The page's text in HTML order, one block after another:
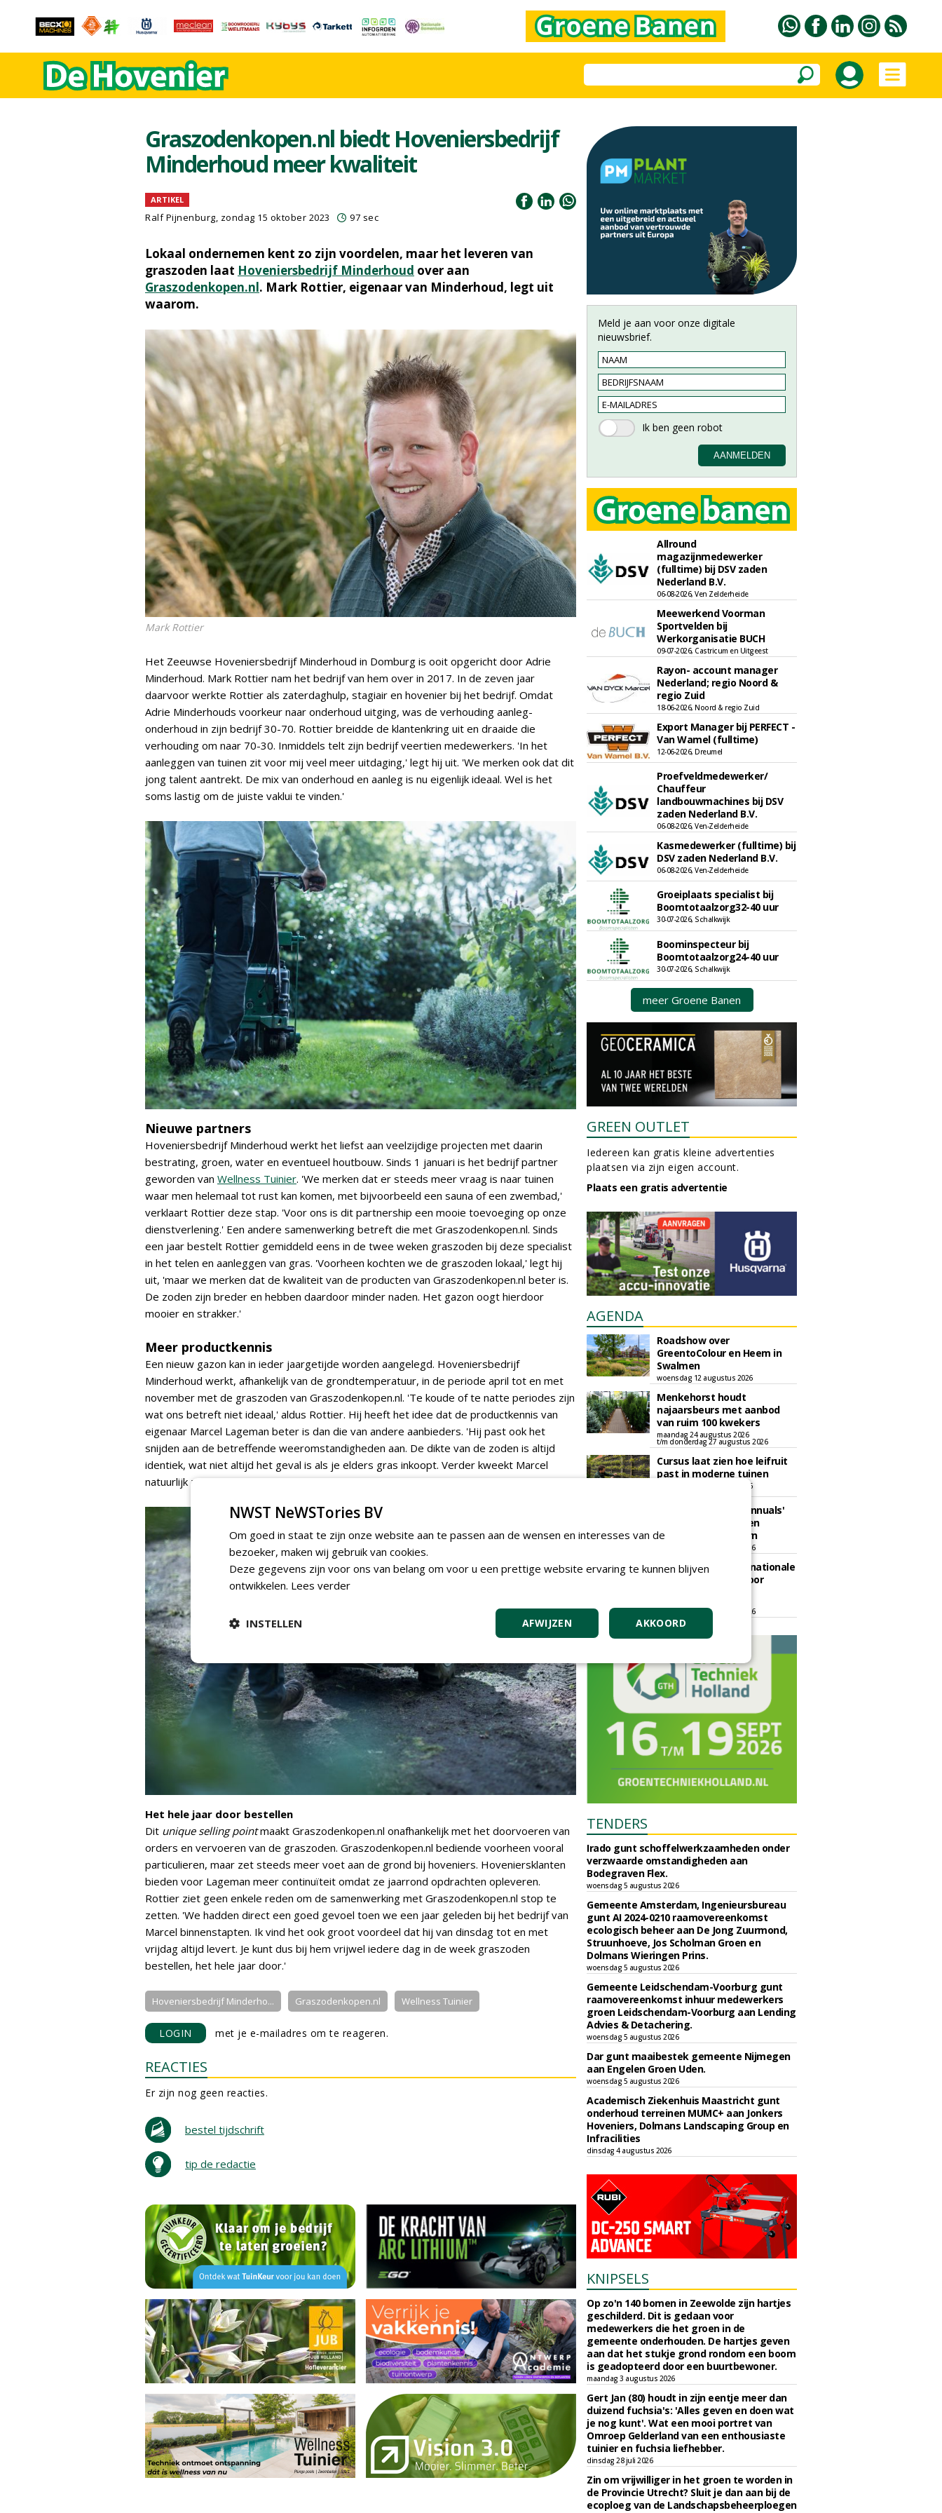
Graszodenkopen.nl biedt Hoveniersbedrijf
Minderhoud meer kwaliteit
ARTIKEL
Ralf Pijnenburg, zondag 15 oktober 2023 97 sec
Lokaal ondernemen kent zo zijn voordelen, maar het leveren van
graszoden laat Hoveniersbedrijf Minderhoud over aan
Graszodenkopen.nl. Mark Rottier, eigenaar van Minderhoud, legt uit
waarom.
Mark Rottier
Het Zeeuwse Hoveniersbedrijf Minderhoud in Domburg is ooit opgericht door Adrie
Minderhoud. Mark Rottier nam het bedrijf van hem over in 2017. In de zeven jaar
daarvoor werkte Rottier als zaterdaghulp, stagiair en hovenier bij het bedrijf. Omdat
Adrie Minderhouds voorkeur naar onderhoud uitging, was de verhouding aanleg-
onderhoud in zijn bedrijf 30-70. Rottier breidde de klantenkring uit en draaide die
verhouding om naar 70-30. Inmiddels telt zijn bedrijf veertien medewerkers. 'In het
aanleggen van tuinen zit voor mij veel meer uitdaging,' legt hij uit. 'We merken ook dat dit
jong talent aantrekt. De mix van onderhoud en aanleg is nu eigenlijk ideaal. Wel is het
soms lastig om de juiste vaklui te vinden.'
Nieuwe partners
Hoveniersbedrijf Minderhoud werkt het liefst aan veelzijdige projecten met daarin
bestrating, groen, water en eventueel houtbouw. Sinds 1 januari is het bedrijf partner
geworden van Wellness Tuinier. 'We merken dat er steeds meer vraag is naar tuinen
waar men helemaal tot rust kan komen, met bijvoorbeeld een sauna of een zwembad,'
verklaart Rottier deze stap. 'Voor ons is dit partnership een mooie toevoeging op onze
dienstverlening.' Een andere samenwerking betreft die met Graszodenkopen.nl. Sinds
een jaar bestelt Rottier gemiddeld eens in de twee weken graszoden bij deze specialist
in het telen en aanleggen van gras. 'Voorheen kochten we de graszoden lokaal,' legt hij
uit, 'maar we merken dat de kwaliteit van de producten van Graszodenkopen.nl beter is.
De zoden zijn breder en hebben daardoor minder naden. Het gazon oogt hierdoor
mooier en strakker.'
Meer productkennis
Een nieuw gazon kan in ieder jaargetijde worden aangelegd. Hoveniersbedrijf
Minderhoud werkt, afhankelijk van de grondtemperatuur, in de periode april tot en met
november met de graszoden van Graszodenkopen.nl. 'Te koude of te natte periodes zijn
wat ons betreft niet ideaal,' aldus Rottier. Hij heeft het idee dat de productkennis van
eigenaar Marcel Lageman beter is dan die van andere aanbieders. 'Hij past ook het
snijden aan de betreffende weeromstandigheden aan. De dikte van de zoden is altijd
identiek, wat niet altijd het geval is als je elders gras inkoopt. Verder kweekt Marcel
natuurlijk zelf het gras.'
Het hele jaar door bestellen
Dit unique selling pointmaakt Graszodenkopen.nl onafhankelijk met het doorvoeren van
orders en vervoeren van de graszoden. Graszodenkopen.nl bediende voorheen vooral
particulieren, maar zet steeds meer voet aan de grond bij hoveniers. Hoveniersklanten
bieden voor Lageman meer continuïteit omdat ze jaarrond opdrachten opleveren.
Rottier ziet geen enkele reden om de samenwerking met Graszodenkopen.nl stop te
zetten. 'We hadden direct een goed gevoel toen we een jaar geleden bij het bedrijf van
Marcel binnenstapten. Ik vind het ook groot voordeel dat hij van dinsdag tot en met
vrijdag altijd levert. Je kunt dus bij hem vrijwel iedere dag in de week graszoden
bestellen, het hele jaar door.'
Hoveniersbedrijf Minderho... Graszodenkopen.nl Wellness Tuinier
LOGIN met je e-mailadres om te reageren.
REACTIES
Er zijn nog geen reacties.
bestel tijdschrift
tip de redactie
Meld je aan voor onze digitale
nieuwsbrief.
Allround
magazijnmedewerker
(fulltime) bij DSV zaden
Nederland B.V.
06-08-2026, Ven Zelderheide
Meewerkend Voorman
Sportvelden bij
Werkorganisatie BUCH
09-07-2026, Castricum en Uitgeest
Rayon- account manager
Nederland; regio Noord &
regio Zuid
18-06-2026, Noord & regio Zuid
Export Manager bij PERFECT -
Van Wamel (fulltime)
12-06-2026, Dreumel
Proefveldmedewerker/
Chauffeur
landbouwmachines bij DSV
zaden Nederland B.V.
06-08-2026, Ven-Zelderheide
Kasmedewerker (fulltime) bij
DSV zaden Nederland B.V.
06-08-2026, Ven-Zelderheide
Groeiplaats specialist bij
Boomtotaalzorg32-40 uur
30-07-2026, Schalkwijk
Boominspecteur bij
Boomtotaalzorg24-40 uur
30-07-2026, Schalkwijk
meer Groene Banen
GREEN OUTLET
Iedereen kan gratis kleine advertenties
plaatsen via zijn eigen account.
Plaats een gratis advertentie
AGENDA
Roadshow over
GreentoColour en Heem in
Swalmen
woensdag 12 augustus 2026
Menkehorst houdt
najaarsbeurs met aanbod
van ruim 100 kwekers
maandag 24 augustus 2026
t/m donderdag 27 augustus 2026
Cursus laat zien hoe leifruit
past in moderne tuinen
woensdag 26 augustus 2026
Vakdag 'All About Annuals'
zet eenjarige planten
centraal in Appeltern
donderdag 27 augustus 2026
GaLaBau 2026: internationale
ontmoetingsplek voor
t/m vrijdag 18 september 2026
TENDERS
Irado gunt schoffelwerkzaamheden onder
verzwaarde omstandigheden aan
Bodegraven Flex.
woensdag 5 augustus 2026
Gemeente Amsterdam, Ingenieursbureau
gunt AI 2024-0210 raamovereenkomst
ecologisch beheer aan De Jong Zuurmond,
Struunhoeve, Jos Scholman Groen en
Dolmans Wieringen Prins.
woensdag 5 augustus 2026
Gemeente Leidschendam-Voorburg gunt
raamovereenkomst inhuur medewerkers
groen Leidschendam-Voorburg aan Lending
Advies & Detachering.
woensdag 5 augustus 2026
Dar gunt maaibestek gemeente Nijmegen
aan Engelen Groen Uden.
woensdag 5 augustus 2026
Academisch Ziekenhuis Maastricht gunt
onderhoud terreinen MUMC+ aan Jonkers
Hoveniers, Dolmans Landscaping Group en
Infracilities
dinsdag 4 augustus 2026
KNIPSELS
Op zo'n 140 bomen in Zeewolde zijn hartjes
geschilderd. Dit is gedaan voor
medewerkers die het groen in de
gemeente onderhouden. De hartjes geven
aan dat het stukje grond rondom een boom
is geadopteerd door een buurtbewoner.
maandag 3 augustus 2026
Gert Jan (80) houdt in zijn eentje meer dan
duizend fuchsia's: 'Alles geven en doen wat
je nog kunt'. Wat een mooi portret van
Omroep Gelderland van een enthousiaste
tuinier en fuchsia liefhebber.
dinsdag 28 juli 2026
Zin om vrijwilliger in het groen te worden in
de Provincie Utrecht? Sluit je dan aan bij de
ecoploeg van de Landschapsbeheerploegen
NWST NeWSTories BV
Om goed in staat te zijn onze website aan te passen aan de wensen en interesses van de
bezoeker, maken wij gebruik van cookies.
Deze gegevens zijn voor ons van belang om voor u een prettige website ervaring te kunnen blijven
ontwikkelen. Lees verder
AKKOORD
AFWIJZEN
INSTELLEN